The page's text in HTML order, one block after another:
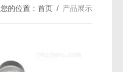
您的位置： 首页 / 产品展示